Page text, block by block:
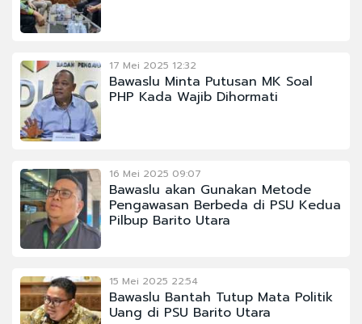
17 Mei 2025 12:32
Bawaslu Minta Putusan MK Soal
PHP Kada Wajib Dihormati
16 Mei 2025 09:07
Bawaslu akan Gunakan Metode
Pengawasan Berbeda di PSU Kedua
Pilbup Barito Utara
15 Mei 2025 22:54
Bawaslu Bantah Tutup Mata Politik
Uang di PSU Barito Utara